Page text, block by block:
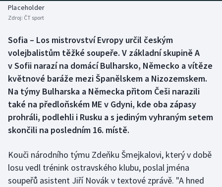
Biatlon
Box
Curling
Dostihy
Florbal
Golf
Aplikace ČT sport
Placeholder
Zdroj: ČT sport
Sofia – Los mistrovství Evropy určil českým
volejbalistům těžké soupeře. V základní skupině A
v Sofii narazí na domácí Bulharsko, Německo a vítěze
květnové baráže mezi Španělskem a Nizozemskem.
Na týmy Bulharska a Německa přitom Češi narazili
také na předloňském ME v Gdyni, kde oba zápasy
prohráli, podlehli i Rusku a s jediným vyhraným setem
skončili na posledním 16. místě.
Kouči národního týmu Zdeňku Šmejkalovi, který v době
losu vedl trénink ostravského klubu, poslal jména
soupeřů asistent Jiří Novák v textové zprávě. "A hned